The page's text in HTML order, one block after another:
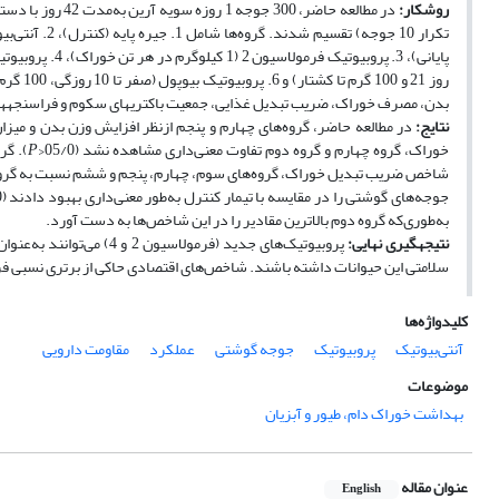
روشکار:
بدن، مصرف خوراک، ضریب تبدیل غذایی، جمعیت باکتری‎های سکوم و فراسنجه‎های ایمنی ارزیابی شدند.
نتایج:در مطالعه حاضر، گروه‌های چهارم و پنجم از‌نظر افزایش وزن بدن و
خوراک، گروه چهارم و گروه دوم تفاوت معنی‌داری مشاهده نشد (05/0< P
).
شاخص ضریب تبدیل خوراک، گروه‌های سوم، چهارم، پنجم و ششم نسبت به گروه
جوجه‌های گوشتی را در مقایسه با تیمار کنترل به‌طور معنی‌داری بهبود دادند (05/0>
به‌طوری‌که گروه دوم بالاترین مقادیر را در این شاخص‌ها به‌ دست آورد.
نتیجه­گیری نهایی: پروبیوتیک‌های جدید
سلامتی این حیوانات داشته باشند. شاخص‌های اقتصادی حاکی از برتری نسبی فرمولاسیون 2 نسبت به
کلیدواژه‌ها
آنتی‌بیوتیک
پروبیوتیک جوجه گوشتی عملکرد
مقاومت دارویی
موضوعات
بهداشت خوراک دام، طیور و آبزیان
عنوان مقاله English